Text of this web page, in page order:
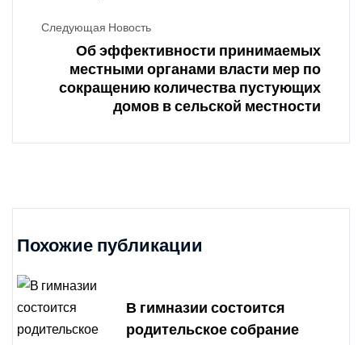
Следующая Новость
Об эффективности принимаемых
местными органами власти мер по
сокращению количества пустующих
домов в сельской местности
Похожие публикации
В гимназии состоится
родительское собрание